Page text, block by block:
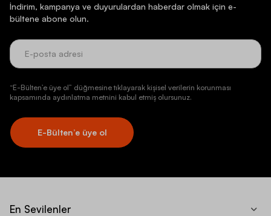
İndirim, kampanya ve duyurulardan haberdar olmak için e-
bültene abone olun.
“E-Bülten’e üye ol” düğmesine tıklayarak kişisel verilerin korunması
kapsamında aydınlatma metnini kabul etmiş olursunuz.
E-Bülten’e üye ol
En Sevilenler